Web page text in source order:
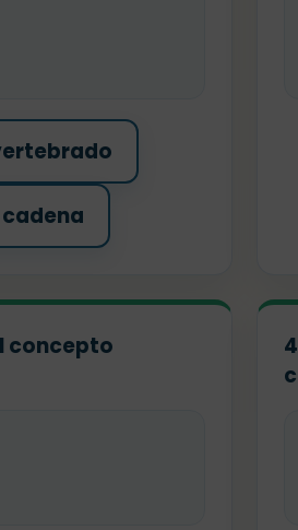
cadena
concepto